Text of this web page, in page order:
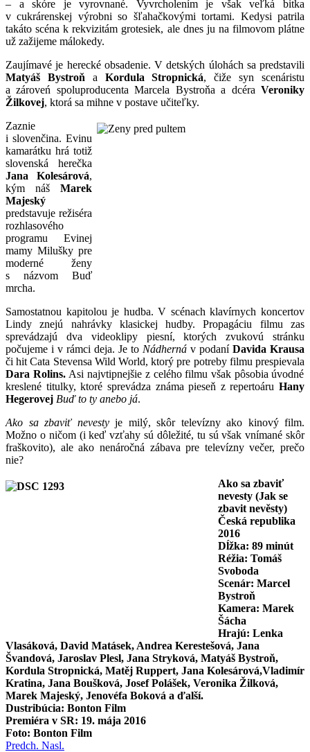
– a skóre je vyrovnané. Vyvrcholením je však veľká bitka
v cukrárenskej výrobni so šľahačkovými tortami. Kedysi patrila
takáto scéna k rekvizitám grotesiek, ale dnes ju na filmovom plátne
už zažijeme málokedy.
Zaujímavé je herecké obsadenie. V detských úlohách sa predstavili
Matyáš Bystroň a Kordula Stropnická, čiže syn scenáristu
a zároveń spoluproducenta Marcela Bystroňa a dcéra Veroniky
Žilkovej, ktorá sa mihne v postave učiteľky.
Zaznie
i slovenčina. Evinu
kamarátku hrá totiž
slovenská herečka
Jana Kolesárová,
kým náš Marek
Majeský
predstavuje režiséra
rozhlasového
programu Evinej
mamy Milušky pre
moderné ženy
s názvom Buď
mrcha.
Samostatnou kapitolou je hudba. V scénach klavírnych koncertov
Lindy znejú nahrávky klasickej hudby. Propagáciu filmu zas
sprevádzajú dva videoklipy piesní, ktorých zvukovú stránku
počujeme i v rámci deja. Je to Nádherná v podaní Davida Krausa
či hit Cata Stevensa Wild World, ktorý pre potreby filmu prespievala
Dara Rolins. Asi najvtipnejšie z celého filmu však pôsobia úvodné
kreslené titulky, ktoré sprevádza známa pieseň z repertoáru Hany
Hegerovej Buď to ty anebo já.
Ako sa zbaviť nevestyje milý, skôr televízny ako kinový film.
Možno o ničom (i keď vzťahy sú dôležité, tu sú však vnímané skôr
fraškovito), ale ako nenáročná zábava pre televízny večer, prečo
nie?
Ako sa zbaviť
nevesty (Jak se
zbavit nevěsty)
Česká republika
2016
Dĺžka: 89 minút
Réžia: Tomáš
Svoboda
Scenár: Marcel
Bystroň
Kamera: Marek
Šácha
Hrajú: Lenka
Vlasáková, David Matásek, Andrea Kerestešová, Jana
Švandová, Jaroslav Plesl, Jana Stryková, Matyáš Bystroň,
Kordula Stropnická, Matěj Ruppert, Jana Kolesárová,Vladimír
Kratina, Jana Boušková, Josef Polášek, Veronika Žilková,
Marek Majeský, Jenovéfa Boková a ďalší.
Dustribúcia: Bonton Film
Premiéra v SR: 19. mája 2016
Foto: Bonton Film
Predch. Nasl.